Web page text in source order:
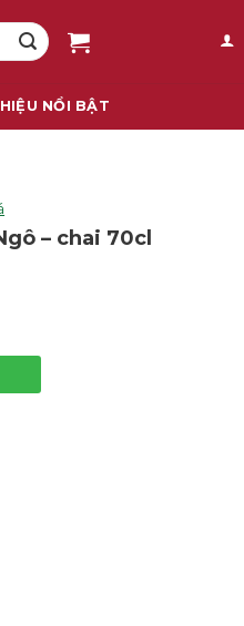
NỔI BẬT
– chai 70cl
70cl số lượng